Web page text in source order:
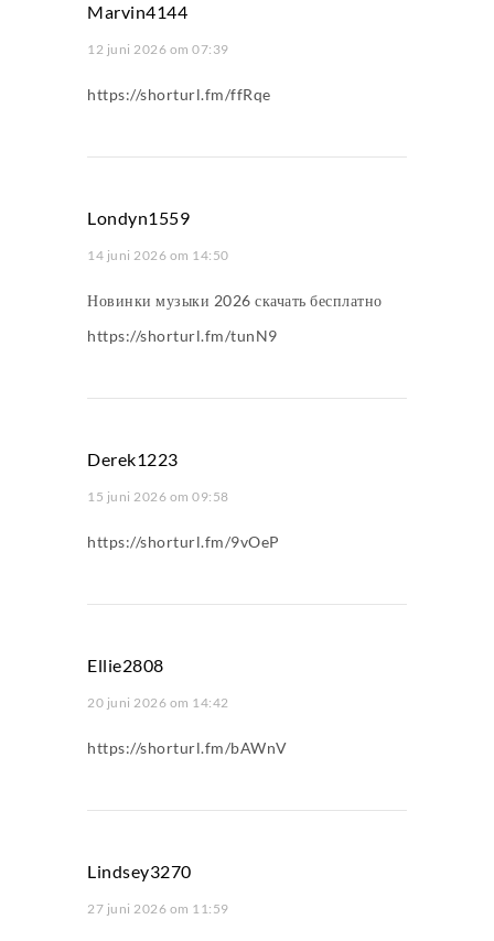
Marvin4144
12 juni 2026 om 07:39
https://shorturl.fm/ffRqe
Londyn1559
14 juni 2026 om 14:50
Новинки музыки 2026 скачать бесплатно
https://shorturl.fm/tunN9
Derek1223
15 juni 2026 om 09:58
https://shorturl.fm/9vOeP
Ellie2808
20 juni 2026 om 14:42
https://shorturl.fm/bAWnV
Lindsey3270
27 juni 2026 om 11:59